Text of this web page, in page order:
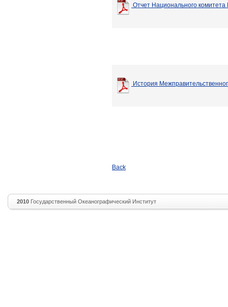
Отчет Национального
История
Back
2010 Государственный Океанографический Институт